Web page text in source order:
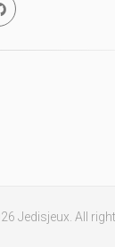
Jedisjeux. All